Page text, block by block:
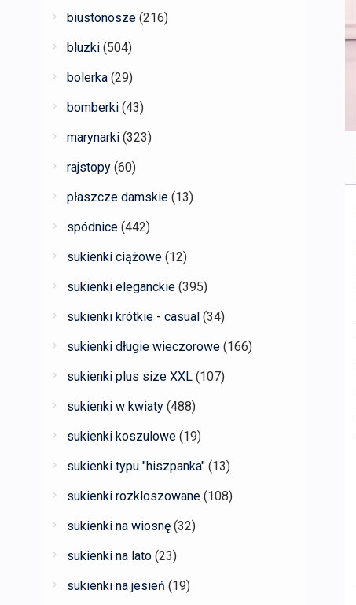
biustonosze (216)
bluzki (504)
bolerka (29)
bomberki (43)
marynarki (323)
rajstopy (60)
płaszcze damskie (13)
spódnice (442)
sukienki ciążowe (12)
sukienki eleganckie (395)
sukienki krótkie - casual (34)
sukienki długie wieczorowe (166)
sukienki plus size XXL (107)
sukienki w kwiaty (488)
sukienki koszulowe (19)
sukienki typu "hiszpanka" (13)
sukienki rozkloszowane (108)
sukienki na wiosnę (32)
sukienki na lato (23)
sukienki na jesień (19)